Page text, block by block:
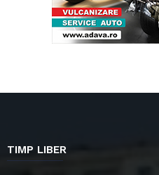
TIMP LIBER